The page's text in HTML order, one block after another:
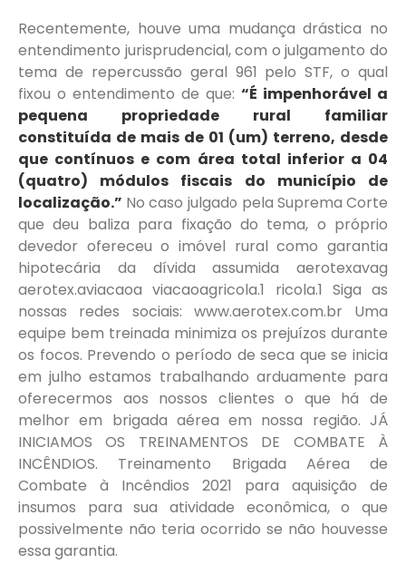
Recentemente, houve uma mudança drástica no
entendimento jurisprudencial, com o julgamento do
tema de repercussão geral 961 pelo STF, o qual
fixou o entendimento de que: “É impenhorável a
pequena propriedade rural familiar
constituída de mais de 01 (um) terreno, desde
que contínuos e com área total inferior a 04
(quatro) módulos fiscais do município de
localização.” No caso julgado pela Suprema Corte
que deu baliza para fixação do tema, o próprio
devedor ofereceu o imóvel rural como garantia
hipotecária da dívida assumida aerotexavag
aerotex.aviacaoa viacaoagricola.1 ricola.1 Siga as
nossas redes sociais: www.aerotex.com.br Uma
equipe bem treinada minimiza os prejuízos durante
os focos. Prevendo o período de seca que se inicia
em julho estamos trabalhando arduamente para
oferecermos aos nossos clientes o que há de
melhor em brigada aérea em nossa região. JÁ
INICIAMOS OS TREINAMENTOS DE COMBATE À
INCÊNDIOS. Treinamento Brigada Aérea de
Combate à Incêndios 2021 para aquisição de
insumos para sua atividade econômica, o que
possivelmente não teria ocorrido se não houvesse
essa garantia.